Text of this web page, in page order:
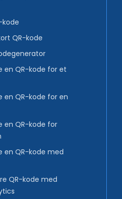
kode
QR-kode
en QR-kode for et
en QR-kode for en
en QR-kode for
en QR-kode med
QR-kode med